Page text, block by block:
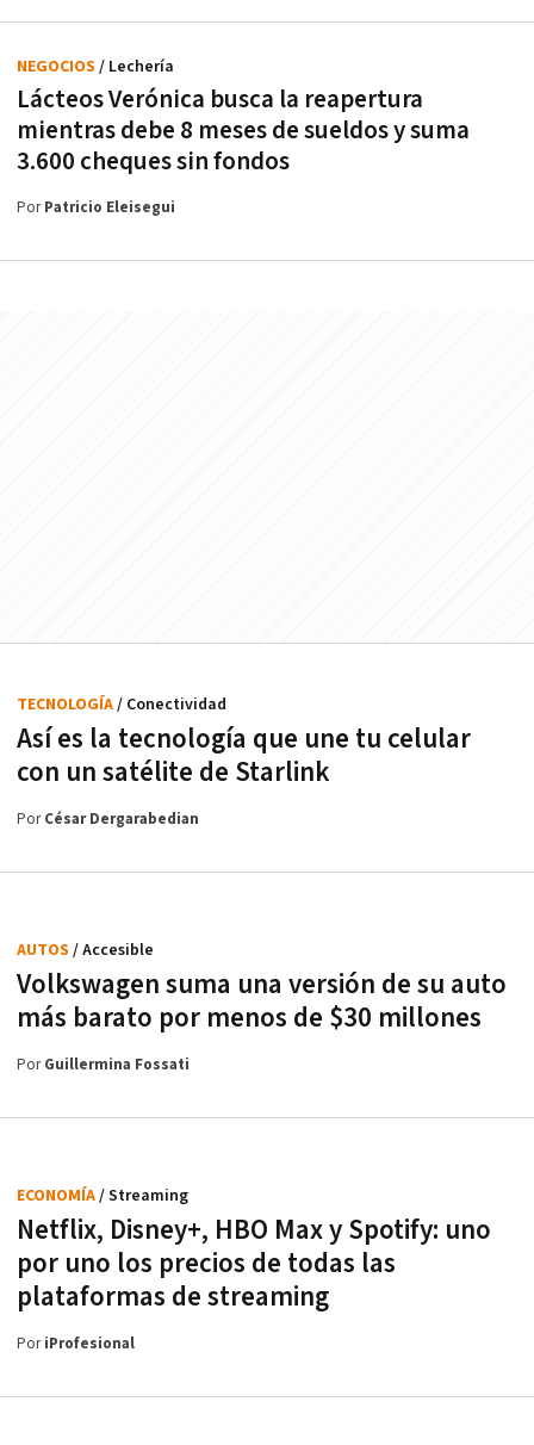
Lácteos Verónica busca la reapertura
mientras debe 8 meses de sueldos y suma
3.600 cheques sin fondos
NEGOCIOS / Lechería
PorPatricio Eleisegui
Así es la tecnología que une tu celular
con un satélite de Starlink
TECNOLOGÍA/ Conectividad
PorCésar Dergarabedian
Volkswagen suma una versión de su auto
más barato por menos de $30 millones
AUTOS / Accesible
PorGuillermina Fossati
Netflix, Disney+, HBO Max y Spotify: uno
por uno los precios de todas las
plataformas de streaming
ECONOMÍA/ Streaming
PoriProfesional